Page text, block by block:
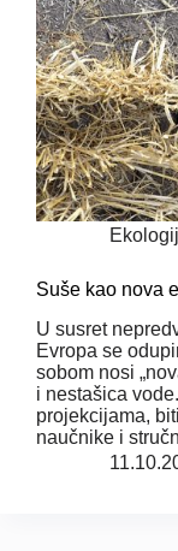
Suše kao nova
U susret
Evropa se
sobom nosi
i nestašica
projekcijama,
naučnike i